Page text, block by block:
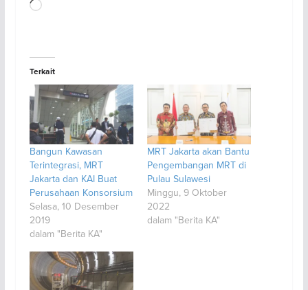
Memuat...
Terkait
Bangun Kawasan
Terintegrasi, MRT
Jakarta dan KAI Buat
Perusahaan Konsorsium
Selasa, 10 Desember
2019
dalam "Berita KA"
MRT Jakarta akan Bantu
Pengembangan MRT di
Pulau Sulawesi
Minggu, 9 Oktober
2022
dalam "Berita KA"